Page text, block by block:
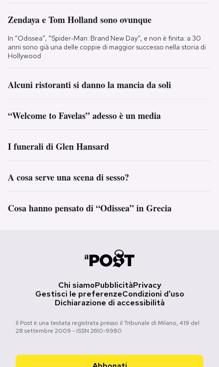
Zendaya e Tom Holland sono ovunque
In “Odissea”, “Spider-Man: Brand New Day”, e non è finita: a 30
anni sono già una delle coppie di maggior successo nella storia di
Hollywood
Alcuni ristoranti si danno la mancia da soli
“Welcome to Favelas” adesso è un media
I funerali di Glen Hansard
A cosa serve una scena di sesso?
Cosa hanno pensato di “Odissea” in Grecia
Chi siamoPubblicitàPrivacy
Gestisci le preferenzeCondizioni d'uso
Dichiarazione di accessibilità
Il Post è una testata registrata presso il Tribunale di Milano, 419 del
28 settembre 2009 - ISSN 2610-9980